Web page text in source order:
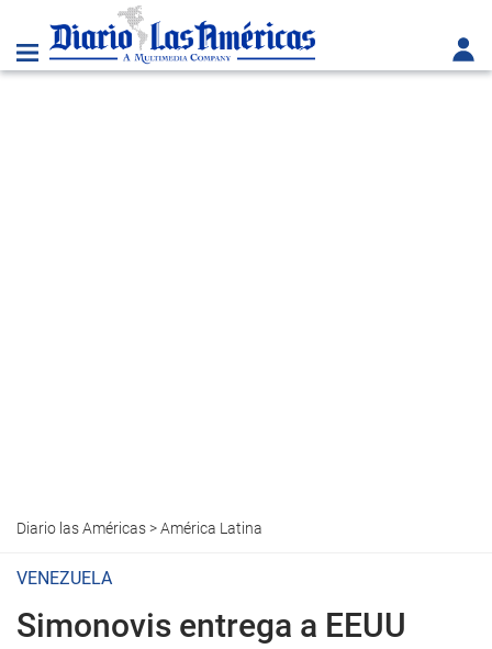
Diario las Américas>América Latina
VENEZUELA
Simonovis entrega a EEUU